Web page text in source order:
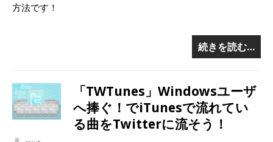
方法です！
続きを読む…
「TWTunes」Windowsユーザ
へ捧ぐ！でiTunesで流れてい
る曲をTwitterに流そう！